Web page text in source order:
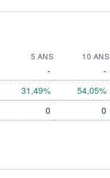
5 ANS
10 ANS
- -
31,49% 54,05%
0 0